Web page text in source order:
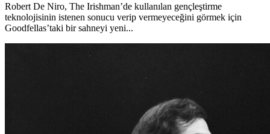
Robert De Niro, The Irishman’de kullanılan gençleştirme
teknolojisinin istenen sonucu verip vermeyeceğini görmek için
Goodfellas’taki bir sahneyi yeni...